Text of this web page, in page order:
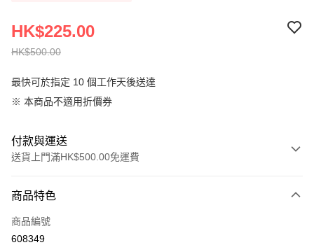
HK$500.00
HK$225.00
最快可於指定 10 個工作天後送達
※ 本商品不適用折價券
付款與運送
送貨上門滿HK$500.00免運費
信用卡
AlipayHK
商品特色
商品編號
608349